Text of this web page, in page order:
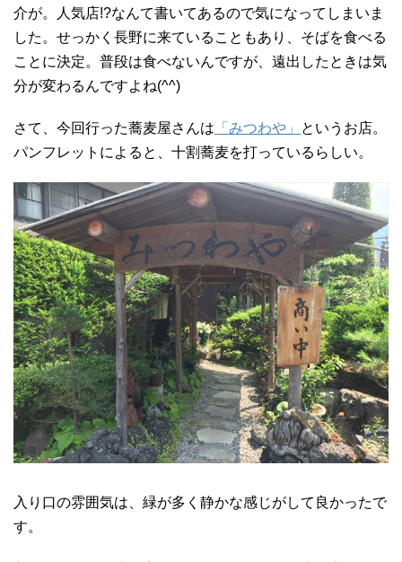
介が。人気店!?なんて書いてあるので気になってしまいま
した。せっかく長野に来ていることもあり、そばを食べる
ことに決定。普段は食べないんですが、遠出したときは気
分が変わるんですよね(^^)
さて、今回行った蕎麦屋さんは 「みつわや」
というお店。
パンフレットによると、十割蕎麦を打っているらしい。
入り口の雰囲気は、緑が多く静かな感じがして良かったで
す。